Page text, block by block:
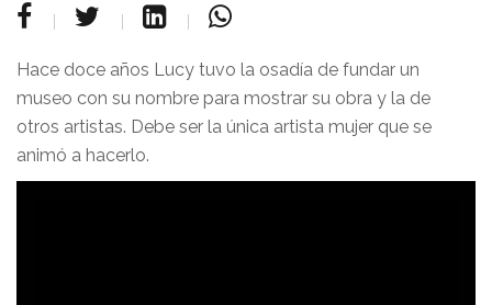
Hace doce años Lucy tuvo la osadía de fundar un
museo con su nombre para mostrar su obra y la de
otros artistas. Debe ser la única artista mujer que se
animó a hacerlo.